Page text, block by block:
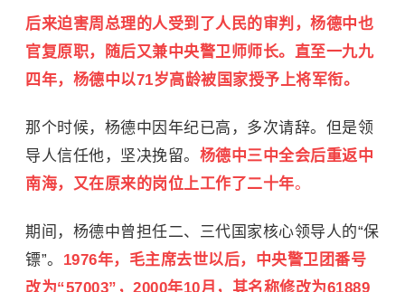
后来迫害周总理的人受到了人民的审判，杨德中也
官复原职，随后又兼中央警卫师师长。直至一九九
四年，杨德中以71岁高龄被国家授予上将军衔。
那个时候，杨德中因年纪已高，多次请辞。但是领
导人信任他，坚决挽留。 杨德中三中全会后重返中
南海，又在原来的岗位上工作了二十年。
期间，杨德中曾担任二、三代国家核心领导人的“保
镖”。 1976年，毛主席去世以后，中央警卫团番号
改为“57003”，2000年10月，其名称修改为61889